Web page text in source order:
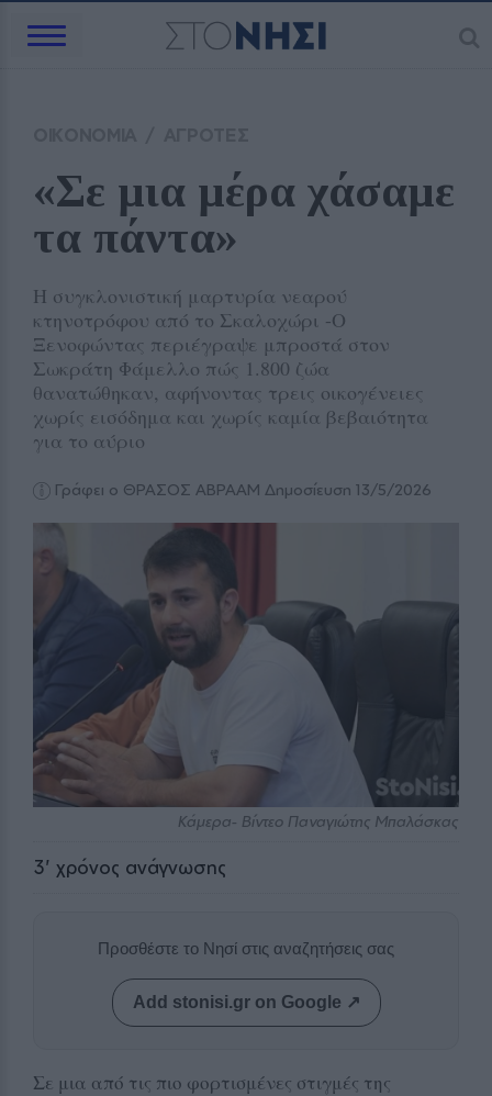
«Σε μια μέρα χάσαμε
τα πάντα»
Η συγκλονιστική μαρτυρία νεαρού
κτηνοτρόφου από το Σκαλοχώρι -Ο
Ξενοφώντας περιέγραψε μπροστά στον
Σωκράτη Φάμελλο πώς 1.800 ζώα
θανατώθηκαν, αφήνοντας τρεις οικογένειες
χωρίς εισόδημα και χωρίς καμία βεβαιότητα
για το αύριο
Γράφει ο ΘΡΑΣΟΣ ΑΒΡΑΑΜ Δημοσίευση 13/5/2026
Κάμερα- Βίντεο Παναγιώτης Μπαλάσκας
3' χρόνος ανάγνωσης
Προσθέστε το Νησί στις αναζητήσεις σας
Add stonisi.gr on Google ↗
Σε μια από τις πιο φορτισμένες στιγμές της